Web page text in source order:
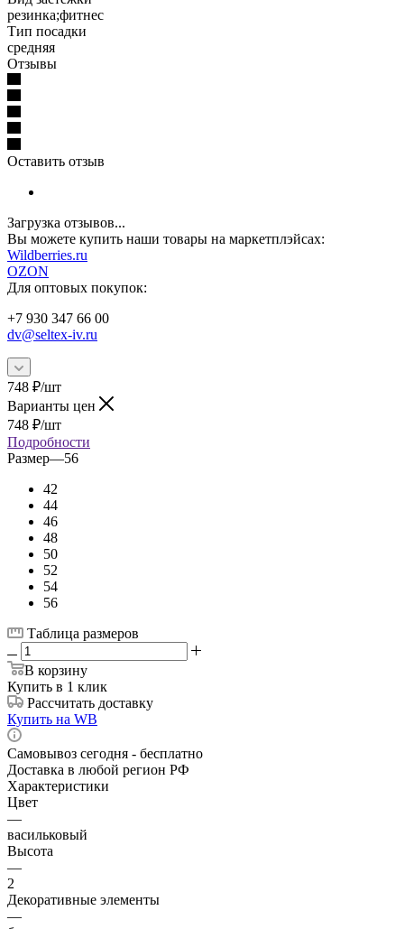
резинка;фитнес
Тип посадки
средняя
Отзывы
Оставить отзыв
Загрузка отзывов...
Вы можете купить наши товары на маркетплэйсах:
Wildberries.ru
OZON
Для оптовых покупок:
+7 930 347 66 00
dv@seltex-iv.ru
748 ₽/шт
Варианты цен
748 ₽/шт
Подробности
Размер—56
42
44
46
48
50
52
54
56
Таблица размеров
В корзину
Купить в 1 клик
Рассчитать доставку
Купить на WB
Самовывоз сегодня - бесплатно
Доставка в любой регион РФ
Характеристики
Цвет
—
васильковый
Высота
—
2
Декоративные элементы
—